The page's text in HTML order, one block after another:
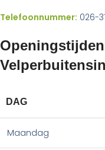
Telefoonnummer: 026-
DAG
Maandag